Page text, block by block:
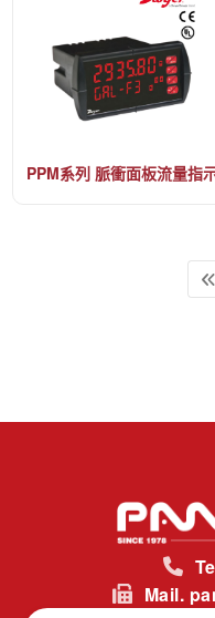
PPM系列 脈衝面板流量指
Mail.